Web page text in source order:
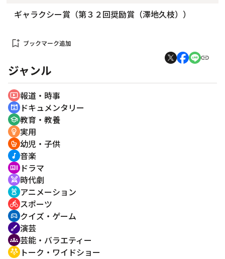
ギャラクシー賞（第３２回奨励賞（澤地久枝））
bookmark_add ブックマーク追加
ジャンル
ondemand_video 報道・時事
cinematic_blur ドキュメンタリー
school 教育・教養
emoji_objects 実用
crib 幼児・子供
music_note 音楽
recent_actors ドラマ
swords 時代劇
cruelty_free アニメーション
directions_bike スポーツ
sports_esports クイズ・ゲーム
brush 演芸
groups 芸能・バラエティー
adaptive_audio_mic トーク・ワイドショー